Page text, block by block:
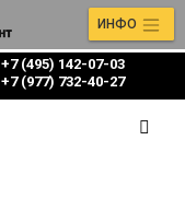
+7 (495) 142-07-03
‎‎+7 (977) 732-40-27
ИНФО